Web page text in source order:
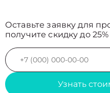
Оставьте заявку для
получите скидку до 25%
Узнать